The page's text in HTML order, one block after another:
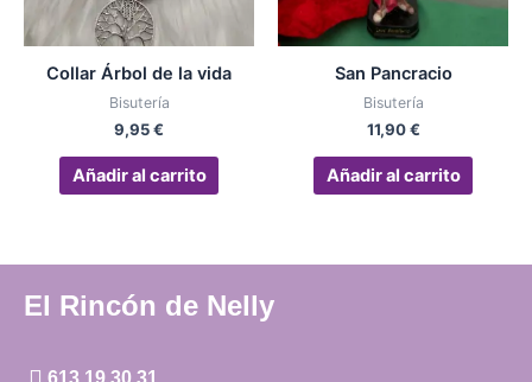
Collar Árbol de la vida
Bisutería
9,95€
Añadir al carrito
San Pancracio
Bisutería
11,90€
Añadir al carrito
El Rincón de Nelly